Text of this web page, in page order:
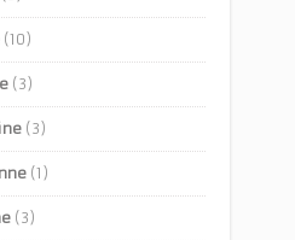
(10)
(3)
(3)
(1)
(3)